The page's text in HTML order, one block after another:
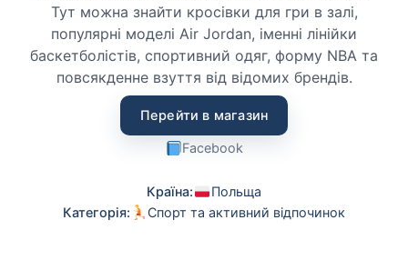
Тут можна знайти кросівки для гри в залі,
популярні моделі Air Jordan, іменні лінійки
баскетболістів, спортивний одяг, форму NBA та
повсякденне взуття від відомих брендів.
Перейти в магазин
Facebook
Країна:
Польща
Категорія:
Спорт та активний відпочинок